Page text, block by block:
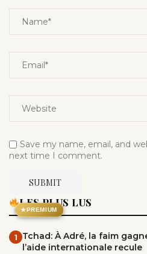
Save my name, email, and
next time I comment.
★PREMIUM
LES PLUS LUS
1
Tchad: À Adré, la faim
l’aide internationale recule